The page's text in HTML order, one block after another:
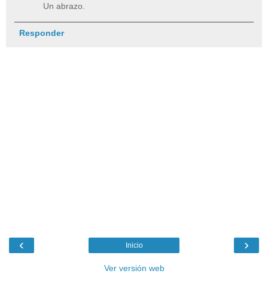
Un abrazo.
Responder
‹ ›
Inicio
Ver versión web